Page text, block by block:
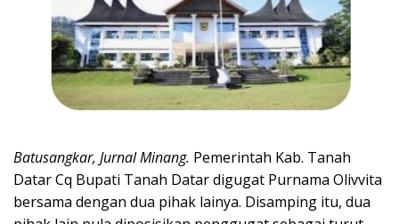
Batusangkar, Jurnal Minang. Pemerintah Kab. Tanah
Datar Cq Bupati Tanah Datar digugat Purnama Olivvita
bersama dengan dua pihak lainya. Disamping itu, dua